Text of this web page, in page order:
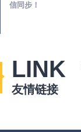
信同步！
LINK
友情链接